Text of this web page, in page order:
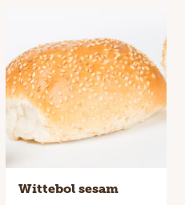
Wittebol sesam